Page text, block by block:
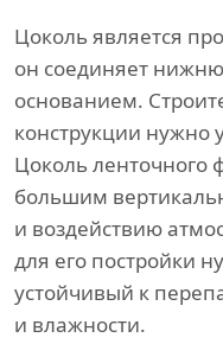
Цоколь является
он соединяет
основанием.
конструкции нужно
Цоколь ленточного
большим
и воздействию
для его постройки
устойчивый к
и влажности.